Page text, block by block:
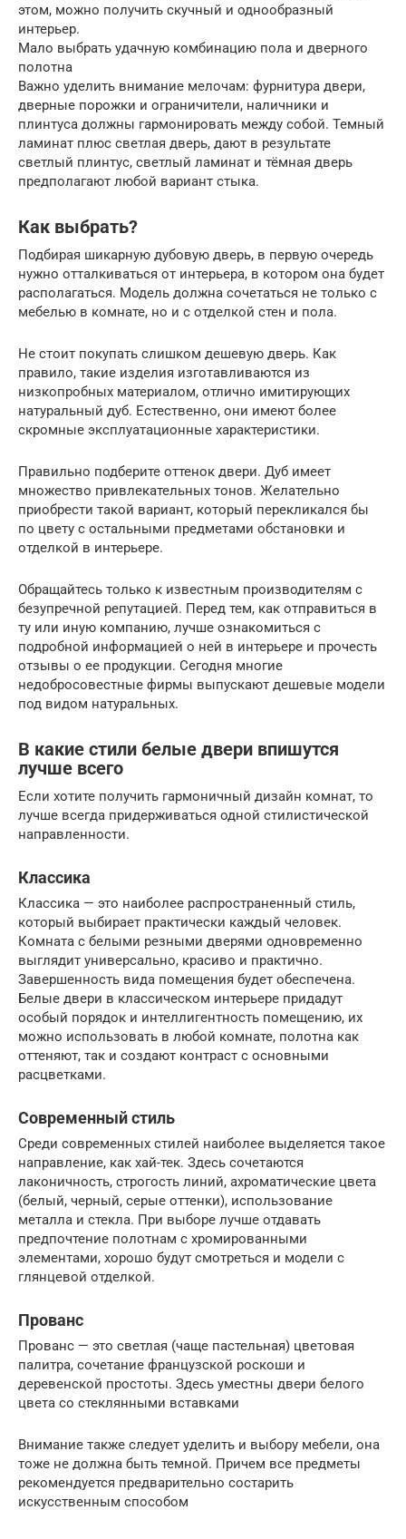
этом, можно получить скучный и однообразный
интерьер.
Мало выбрать удачную комбинацию пола и дверного
полотна
Важно уделить внимание мелочам: фурнитура двери,
дверные порожки и ограничители, наличники и
плинтуса должны гармонировать между собой. Темный
ламинат плюс светлая дверь, дают в результате
светлый плинтус, светлый ламинат и тёмная дверь
предполагают любой вариант стыка.
Как выбрать?
Подбирая шикарную дубовую дверь, в первую очередь
нужно отталкиваться от интерьера, в котором она будет
располагаться. Модель должна сочетаться не только с
мебелью в комнате, но и с отделкой стен и пола.
Не стоит покупать слишком дешевую дверь. Как
правило, такие изделия изготавливаются из
низкопробных материалом, отлично имитирующих
натуральный дуб. Естественно, они имеют более
скромные эксплуатационные характеристики.
Правильно подберите оттенок двери. Дуб имеет
множество привлекательных тонов. Желательно
приобрести такой вариант, который перекликался бы
по цвету с остальными предметами обстановки и
отделкой в интерьере.
Обращайтесь только к известным производителям с
безупречной репутацией. Перед тем, как отправиться в
ту или иную компанию, лучше ознакомиться с
подробной информацией о ней в интерьере и прочесть
отзывы о ее продукции. Сегодня многие
недобросовестные фирмы выпускают дешевые модели
под видом натуральных.
В какие стили белые двери впишутся
лучше всего
Если хотите получить гармоничный дизайн комнат, то
лучше всегда придерживаться одной стилистической
направленности.
Классика
Классика — это наиболее распространенный стиль,
который выбирает практически каждый человек.
Комната с белыми резными дверями одновременно
выглядит универсально, красиво и практично.
Завершенность вида помещения будет обеспечена.
Белые двери в классическом интерьере придадут
особый порядок и интеллигентность помещению, их
можно использовать в любой комнате, полотна как
оттеняют, так и создают контраст с основными
расцветками.
Современный стиль
Среди современных стилей наиболее выделяется такое
направление, как хай-тек. Здесь сочетаются
лаконичность, строгость линий, ахроматические цвета
(белый, черный, серые оттенки), использование
металла и стекла. При выборе лучше отдавать
предпочтение полотнам с хромированными
элементами, хорошо будут смотреться и модели с
глянцевой отделкой.
Прованс
Прованс — это светлая (чаще пастельная) цветовая
палитра, сочетание французской роскоши и
деревенской простоты. Здесь уместны двери белого
цвета со стеклянными вставками
Внимание также следует уделить и выбору мебели, она
тоже не должна быть темной. Причем все предметы
рекомендуется предварительно состарить
искусственным способом